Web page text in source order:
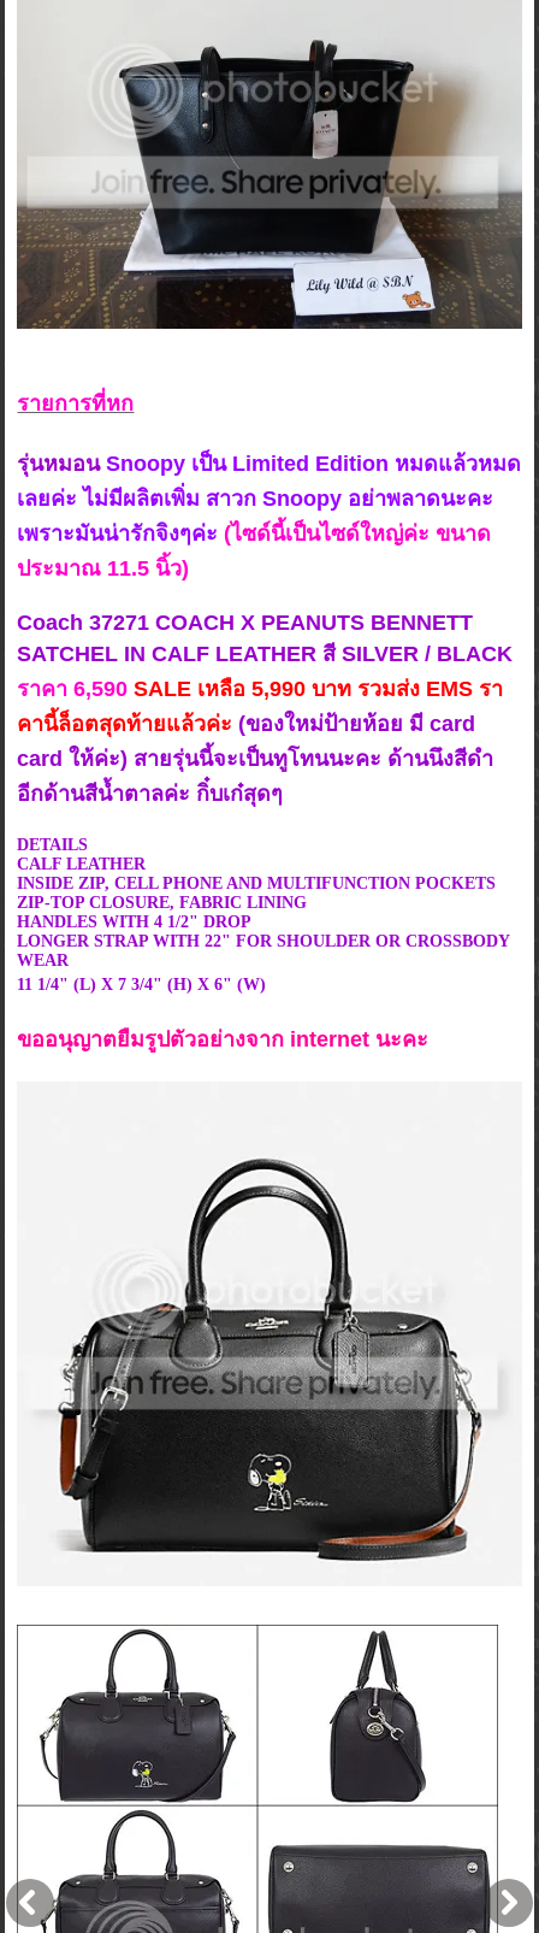
รายการที่หก
รุ่นหมอนSnoopy เป็น Limited Edition หมดแล้วหมด
เลยค่ะ ไม่มีผลิตเพิ่ม สาวก Snoopy อย่าพลาดนะคะ
เพราะมันน่ารักจิงๆค่ะ(ไซด์นี้เป็นไซด์ใหญ่ค่ะ ขนาด
ประมาณ 11.5 นิ้ว)
Coach 37271 COACH X PEANUTS BENNETT
SATCHEL IN CALF LEATHER สี SILVER / BLACK
ราคา 6,590SALE เหลือ 5,990 บาท รวมส่ง EMS รา
คานี้ล็อตสุดท้ายแล้วค่ะ(ของใหม่ป้ายห้อย มี card
card ให้ค่ะ) สายรุ่นนี้จะเป็นทูโทนนะคะ ด้านนึงสีดำ
อีกด้านสีน้ำตาลค่ะ กิ๋บเก๋สุดๆ
DETAILS
CALF LEATHER
INSIDE ZIP, CELL PHONE AND MULTIFUNCTION POCKETS
ZIP-TOP CLOSURE, FABRIC LINING
HANDLES WITH 4 1/2" DROP
LONGER STRAP WITH 22" FOR SHOULDER OR CROSSBODY
WEAR
11 1/4" (L) X 7 3/4" (H) X 6" (W)
ขออนุญาตยืมรูปตัวอย่างจาก internet นะคะ